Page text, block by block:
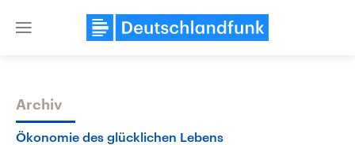
Close
Themen
Archiv
Ökonomie des glücklichen Lebens